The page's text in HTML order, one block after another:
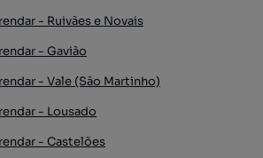
- Ruivães e Novais
- Gavião
- Vale (São Martinho)
- Lousado
- Castelões